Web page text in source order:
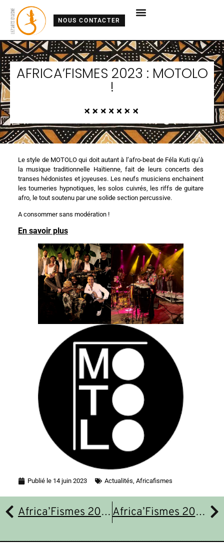
NOUS CONTACTER
AFRICA’FISMES 2023 : MOTOLO
!
Le style de MOTOLO qui doit autant à l’afro-beat de Féla Kuti qu’à
la musique traditionnelle Haïtienne, fait de leurs concerts des
transes hédonistes et joyeuses. Les neufs musiciens enchainent
les tourneries hypnotiques, les solos cuivrés, les riffs de guitare
afro, le tout soutenu par une solide section percussive.
A consommer sans modération !
En savoir plus
Publié le 14 juin 2023 Actualités, Africafismes
Africa’Fismes 2023 : Sahab KOANDA ! Africa’Fismes 2023 : Josephine Keïta Band !